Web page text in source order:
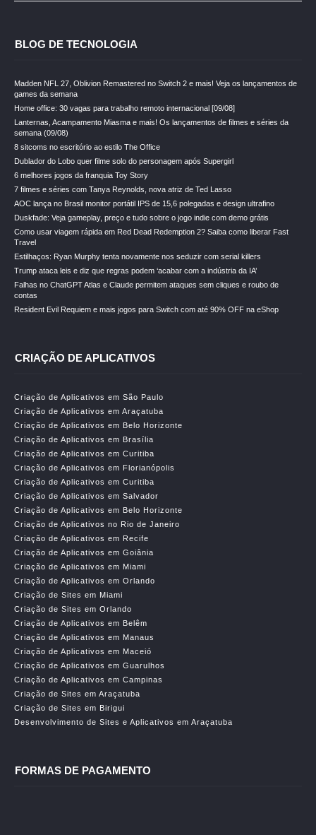
BLOG DE TECNOLOGIA
Madden NFL 27, Oblivion Remastered no Switch 2 e mais! Veja os lançamentos de
games da semana
Home office: 30 vagas para trabalho remoto internacional [09/08]
Lanternas, Acampamento Miasma e mais! Os lançamentos de filmes e séries da
semana (09/08)
8 sitcoms no escritório ao estilo The Office
Dublador do Lobo quer filme solo do personagem após Supergirl
6 melhores jogos da franquia Toy Story
7 filmes e séries com Tanya Reynolds, nova atriz de Ted Lasso
AOC lança no Brasil monitor portátil IPS de 15,6 polegadas e design ultrafino
Duskfade: Veja gameplay, preço e tudo sobre o jogo indie com demo grátis
Como usar viagem rápida em Red Dead Redemption 2? Saiba como liberar Fast
Travel
Estilhaços: Ryan Murphy tenta novamente nos seduzir com serial killers
Trump ataca leis e diz que regras podem ‘acabar com a indústria da IA’
Falhas no ChatGPT Atlas e Claude permitem ataques sem cliques e roubo de
contas
Resident Evil Requiem e mais jogos para Switch com até 90% OFF na eShop
CRIAÇÃO DE APLICATIVOS
Criação de Aplicativos em São Paulo
Criação de Aplicativos em Araçatuba
Criação de Aplicativos em Belo Horizonte
Criação de Aplicativos em Brasília
Criação de Aplicativos em Curitiba
Criação de Aplicativos em Florianópolis
Criação de Aplicativos em Curitiba
Criação de Aplicativos em Salvador
Criação de Aplicativos em Belo Horizonte
Criação de Aplicativos no Rio de Janeiro
Criação de Aplicativos em Recife
Criação de Aplicativos em Goiânia
Criação de Aplicativos em Miami
Criação de Aplicativos em Orlando
Criação de Sites em Miami
Criação de Sites em Orlando
Criação de Aplicativos em Belêm
Criação de Aplicativos em Manaus
Criação de Aplicativos em Maceió
Criação de Aplicativos em Guarulhos
Criação de Aplicativos em Campinas
Criação de Sites em Araçatuba
Criação de Sites em Birigui
Desenvolvimento de Sites e Aplicativos em Araçatuba
FORMAS DE PAGAMENTO